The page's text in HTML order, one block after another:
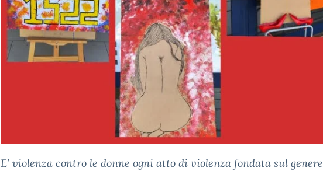
E’ violenza contro le donne ogni atto di violenza fondata sul genere